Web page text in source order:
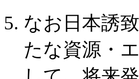
なお日本誘
たな資源・